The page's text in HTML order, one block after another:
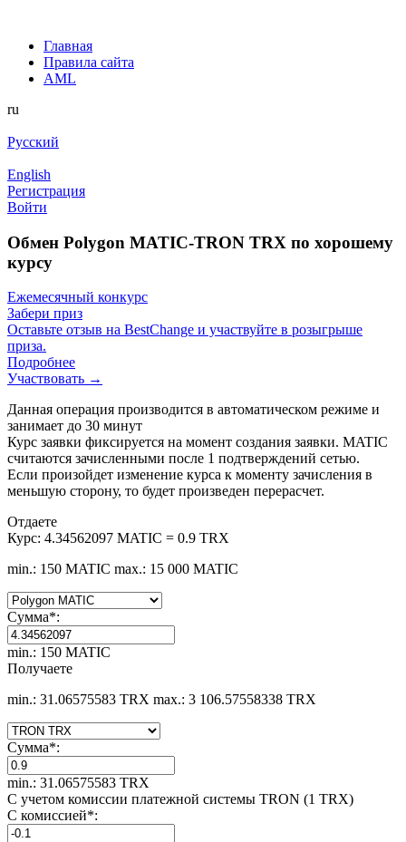
Главная
Правила сайта
AML
ru
Русский
English
Регистрация
Войти
Обмен Polygon MATIC-TRON TRX по хорошему
курсу
Ежемесячный конкурс
Забери приз
Оставьте отзыв на BestChange и участвуйте в розыгрыше
приза.
Подробнее
Участвовать →
Данная операция производится в автоматическом режиме и
занимает до 30 минут
Курс заявки фиксируется на момент создания заявки. MATIC
считаются зачисленными после 1 подтверждений сетью.
Если произойдет изменение курса к моменту зачисления в
меньшую сторону, то будет произведен перерасчет.
Отдаете
Курс: 4.34562097 MATIC = 0.9 TRX
min.: 150 MATIC max.: 15 000 MATIC
Сумма*:
min.: 150 MATIC
Получаете
min.: 31.06575583 TRX max.: 3 106.57558338 TRX
Сумма*:
min.: 31.06575583 TRX
С учетом комиссии платежной системы TRON (1 TRX)
С комиссией*: